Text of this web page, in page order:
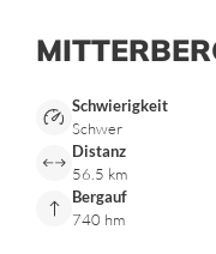
Schwierigkeit
Schwer
Distanz
56.5 km
Bergauf
740 hm